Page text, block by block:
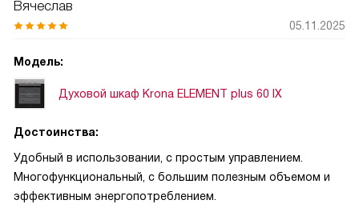
Вячеслав
05.11.2025
Модель:
Духовой шкаф Krona ELEMENT plus 60 IX
Достоинства:
Удобный в использовании, с простым управлением.
Многофункциональный, с большим полезным объемом и
эффективным энергопотреблением.